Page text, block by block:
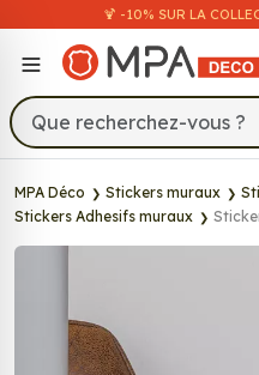
🍹 -10% SUR LA
MPA Déco Stickers muraux
Stickers Adhesifs muraux